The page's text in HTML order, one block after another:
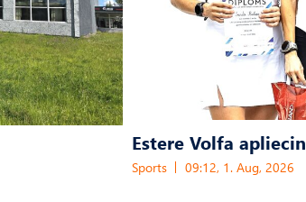
Estere Volfa
Sports 09:12, 1. Aug, 2026